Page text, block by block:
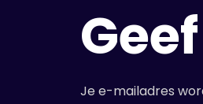
Je e-mailadres